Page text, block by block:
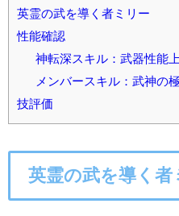
英霊の武を導く者ミリー
性能確認
神転深スキル：武器性能
メンバースキル：武神の
技評価
英霊の武を導く者